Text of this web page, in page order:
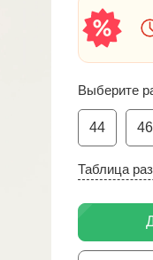
Выберите
44 46
Таблица